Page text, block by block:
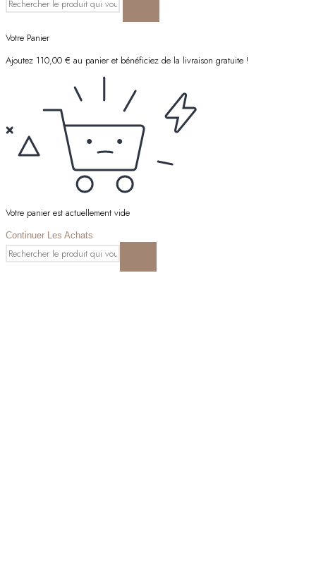
Votre Panier
Ajoutez 110,00 € au panier et bénéficiez de la livraison gratuite !
Votre panier est actuellement vide
Continuer Les Achats